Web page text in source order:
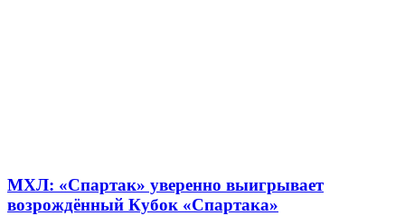
МХЛ: «Спартак» уверенно выигрывает
возрождённый Кубок «Спартака»